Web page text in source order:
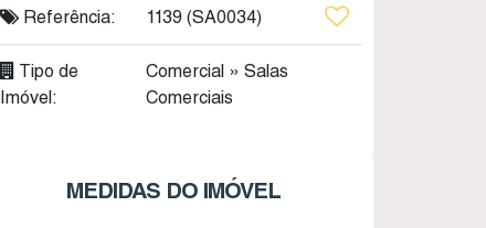
Referência: 1139 (SA0034)
Tipo de
Imóvel:
Comercial » Salas
Comerciais
MEDIDAS DO IMÓVEL